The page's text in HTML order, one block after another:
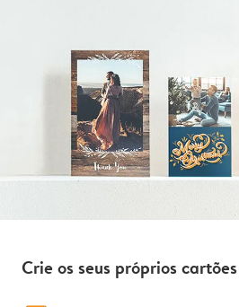
Crie os seus próprios